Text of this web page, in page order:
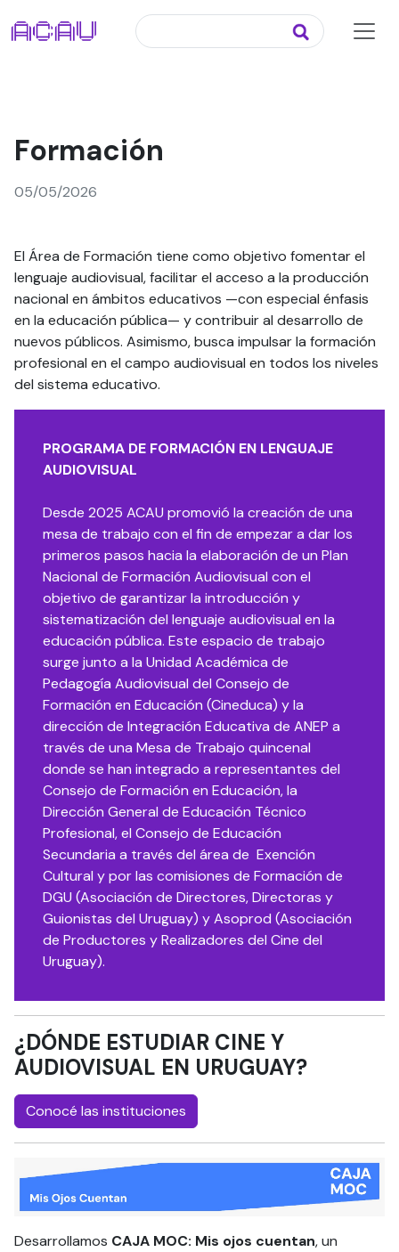
Formación
05/05/2026
El Área de Formación tiene como objetivo fomentar el
lenguaje audiovisual, facilitar el acceso a la producción
nacional en ámbitos educativos —con especial énfasis
en la educación pública— y contribuir al desarrollo de
nuevos públicos. Asimismo, busca impulsar la formación
profesional en el campo audiovisual en todos los niveles
del sistema educativo.
PROGRAMA DE FORMACIÓN EN LENGUAJE
AUDIOVISUAL
Desde 2025 ACAU promovió la creación de una
mesa de trabajo con el fin de empezar a dar los
primeros pasos hacia la elaboración de un Plan
Nacional de Formación Audiovisual con el
objetivo de garantizar la introducción y
sistematización del lenguaje audiovisual en la
educación pública. Este espacio de trabajo
surge junto a la Unidad Académica de
Pedagogía Audiovisual del Consejo de
Formación en Educación (Cineduca) y la
dirección de Integración Educativa de ANEP a
través de una Mesa de Trabajo quincenal
donde se han integrado a representantes del
Consejo de Formación en Educación, la
Dirección General de Educación Técnico
Profesional, el Consejo de Educación
Secundaria a través del área de Exención
Cultural y por las comisiones de Formación de
DGU (Asociación de Directores, Directoras y
Guionistas del Uruguay) y Asoprod (Asociación
de Productores y Realizadores del Cine del
Uruguay).
¿DÓNDE ESTUDIAR CINE Y
AUDIOVISUAL EN URUGUAY?
Conocé las instituciones
Desarrollamos CAJA MOC: Mis ojos cuentan, un